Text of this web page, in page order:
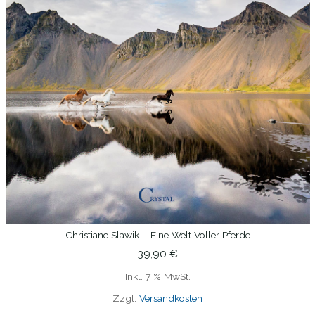
IN DEN WARENKORB
Christiane Slawik – Eine Welt Voller Pferde
39,90 €
Inkl. 7 % MwSt.
Zzgl. Versandkosten